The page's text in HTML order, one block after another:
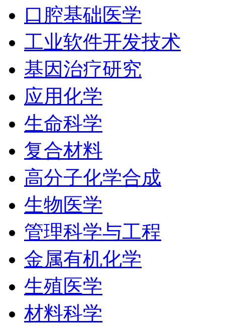
口腔基础医学
工业软件开发技术
基因治疗研究
应用化学
生命科学
复合材料
高分子化学合成
生物医学
管理科学与工程
金属有机化学
生殖医学
材料科学